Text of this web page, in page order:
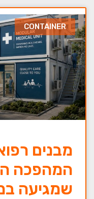
CONTAINER
מבנים
המהפכה
שמגיעה